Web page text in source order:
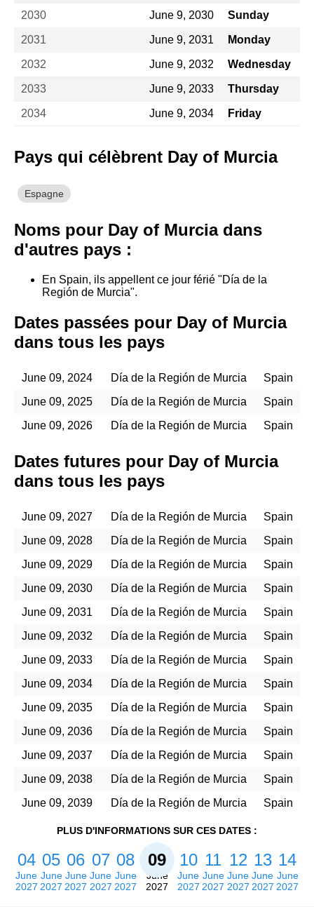
2030 June 9, 2030 Sunday
2031 June 9, 2031 Monday
2032 June 9, 2032 Wednesday
2033 June 9, 2033 Thursday
2034 June 9, 2034 Friday
Pays qui célèbrent Day of Murcia
Espagne
Noms pour Day of Murcia dans
d'autres pays :
En Spain, ils appellent ce jour férié "Día de la
Región de Murcia".
Dates passées pour Day of Murcia
dans tous les pays
June 09, 2024 Día de la Región de Murcia
Spain
June 09, 2025
Día de la Región de Murcia
Spain
June 09, 2026
Día de la Región de Murcia Spain
Dates futures pour Day of Murcia
dans tous les pays
June 09, 2027 Día de la Región de Murcia
Spain
June 09, 2028
Día de la Región de Murcia
Spain
June 09, 2029
Día de la Región de Murcia
Spain
June 09, 2030
Día de la Región de Murcia
Spain
June 09, 2031
Día de la Región de Murcia
Spain
June 09, 2032
Día de la Región de Murcia
Spain
June 09, 2033
Día de la Región de Murcia
Spain
June 09, 2034
Día de la Región de Murcia
Spain
June 09, 2035
Día de la Región de Murcia
Spain
June 09, 2036
Día de la Región de Murcia
Spain
June 09, 2037
Día de la Región de Murcia
Spain
June 09, 2038
Día de la Región de Murcia
Spain
June 09, 2039
Día de la Región de Murcia Spain
PLUS D'INFORMATIONS SUR CES DATES :
04
June
2027
05
June
2027
06
June
2027
07
June
2027
08
June
2027
09
June
2027
10
June
2027
11
June
2027
12
June
2027
13
June
2027
14
June
2027